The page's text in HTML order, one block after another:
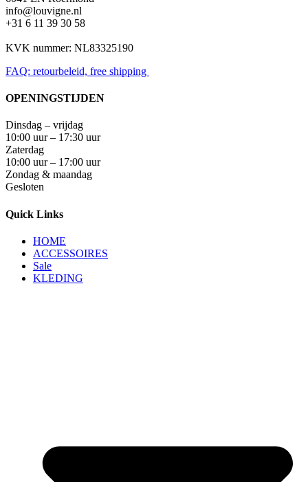
info@louvigne.nl
+31 6 11 39 30 58
KVK nummer: NL83325190
FAQ: retourbeleid, free shipping
OPENINGSTIJDEN
Dinsdag – vrijdag
10:00 uur – 17:30 uur
Zaterdag
10:00 uur – 17:00 uur
Zondag & maandag
Gesloten
Quick Links
HOME
ACCESSOIRES
Sale
KLEDING